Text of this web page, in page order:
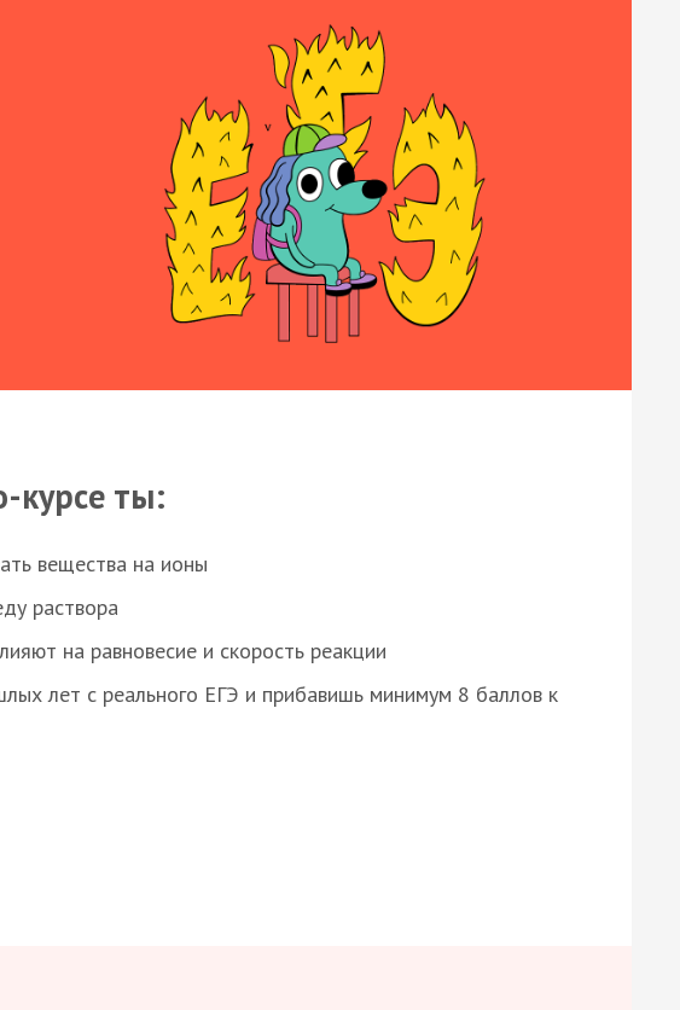
курсе ты:
вещества на ионы
раствора
на равновесие и скорость реакции
лет с реального ЕГЭ и прибавишь минимум 8 баллов к